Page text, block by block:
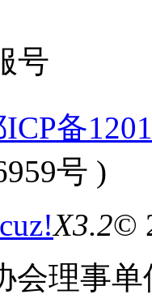
号
备
号 )
X3.2©
会理事